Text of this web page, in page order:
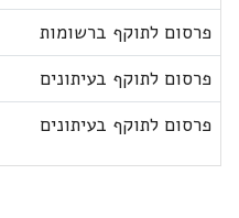
פרסום לתוקף ברשומות
פרסום לתוקף בעיתונים
פרסום לתוקף בעיתונים